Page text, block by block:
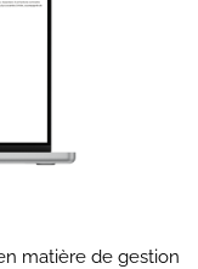
matière de gestion